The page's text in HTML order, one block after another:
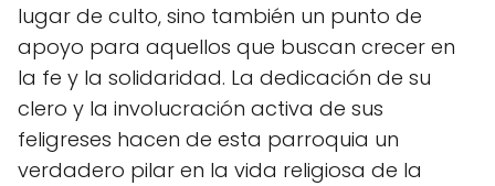
lugar de culto, sino también un punto de
apoyo para aquellos que buscan crecer en
la fe y la solidaridad. La dedicación de su
clero y la involucración activa de sus
feligreses hacen de esta parroquia un
verdadero pilar en la vida religiosa de la